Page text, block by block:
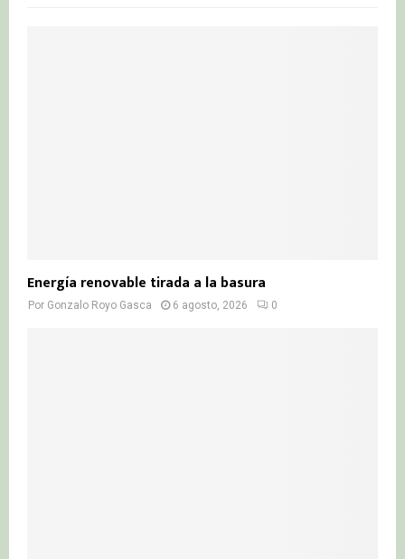
Energía renovable tirada a la basura
Por Gonzalo Royo Gasca 6 agosto, 2026 0